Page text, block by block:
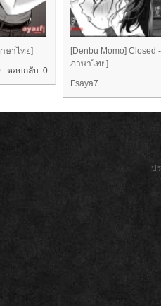
ษาไทย]
ตอบกลับ: 0
[Denbu Momo] Closed
ภาษาไทย]
Fsaya7
ป